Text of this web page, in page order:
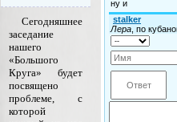
Сегодняшнее
заседание
нашего
«Большого
Круга» будет
посвящено
проблеме, с
которой